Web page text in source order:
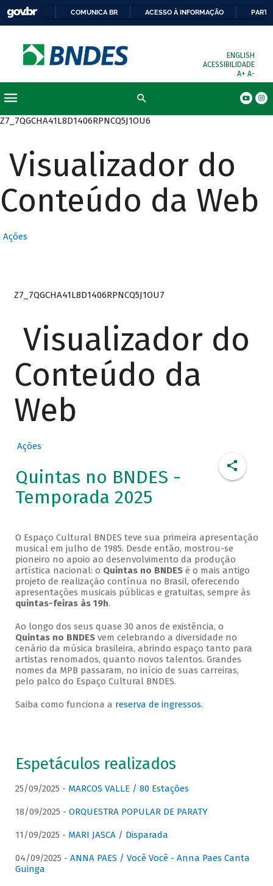
COMUNICA BR ACESSO À INFORMAÇÃO
ENGLISH
ACESSIBILIDADE
A+ A-
Z7_7QGCHA41L8D1406RPNCQ5J1OU6
Visualizador do
Conteúdo da Web
Ações
Z7_7QGCHA41L8D1406RPNCQ5J1OU7
Visualizador do
Conteúdo da
Web
Ações
Quintas no BNDES -
Temporada 2025
O Espaço Cultural BNDES teve sua primeira apresentação
musical em julho de 1985. Desde então, mostrou-se
pioneiro no apoio ao desenvolvimento da produção
artística nacional: o Quintas no BNDESé o mais antigo
projeto de realização contínua no Brasil, oferecendo
apresentações musicais públicas e gratuitas, sempre às
quintas-feiras às 19h.
Ao longo dos seus quase 30 anos de existência, o
Quintas no BNDESvem celebrando a diversidade no
cenário da música brasileira, abrindo espaço tanto para
artistas renomados, quanto novos talentos. Grandes
nomes da MPB passaram, no início de suas carreiras,
pelo palco do Espaço Cultural BNDES.
Saiba como funciona a reserva de ingressos.
Espetáculos realizados
25/09/2025 - MARCOS VALLE / 80 Estações
18/09/2025 - ORQUESTRA POPULAR DE PARATY
11/09/2025 - MARI JASCA / Disparada
04/09/2025 - ANNA PAES / Você Você - Anna Paes Canta
Guinga